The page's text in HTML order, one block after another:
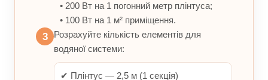
• 200 Вт на 1 погонний метр плінтуса;
• 100 Вт на 1 м² приміщення.
3
Розрахуйте кількість елементів для
водяної системи:
✔ Плінтус — 2,5 м (1 секція)